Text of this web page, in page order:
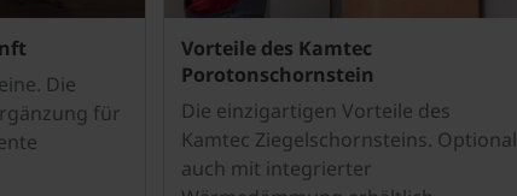
Die
für
Vorteile des Kamtec
Porotonschornstein
Die einzigartigen Vorteile des
Kamtec Ziegelschornsteins. Optional
auch mit integrierter